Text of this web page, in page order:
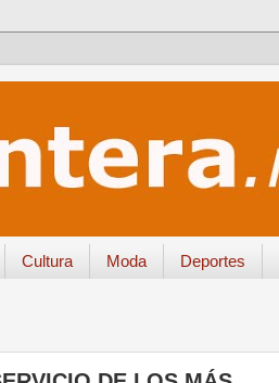
Cultura Moda Deportes